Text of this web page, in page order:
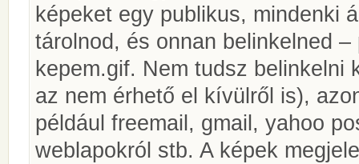
képeket egy publikus, mindenki
tárolnod, és onnan belinkelned
kepem.gif. Nem tudsz belinkelni
az nem érhető el kívülről is),
például freemail, gmail, yahoo
weblapokról stb. A képek